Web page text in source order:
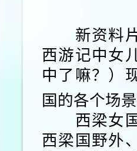
新资料片
西游记中女
中了嘛？）
国的各个场
西梁女国
西梁国野外